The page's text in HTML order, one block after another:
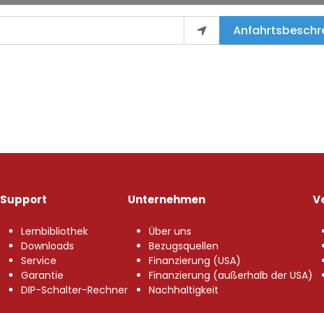
Support
Lernbibliothek
Downloads
Service
Garantie
DIP-Schalter-Rechner
Unternehmen
Über uns
Bezugsquellen
Finanzierung (USA)
Finanzierung (außerhalb der USA)
Nachhaltigkeit